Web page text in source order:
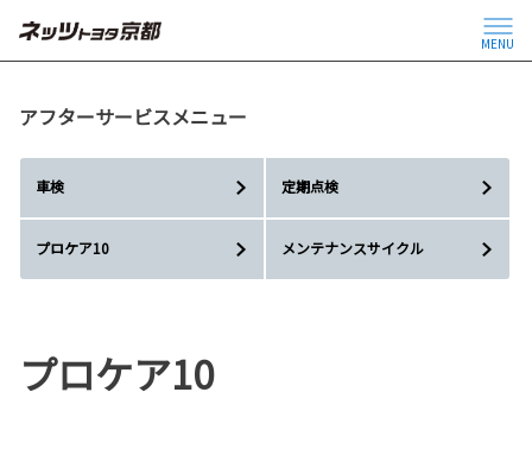
MENU
アフターサービスメニュー
車検 定期点検
プロケア10 メンテナンスサイクル
プロケア10